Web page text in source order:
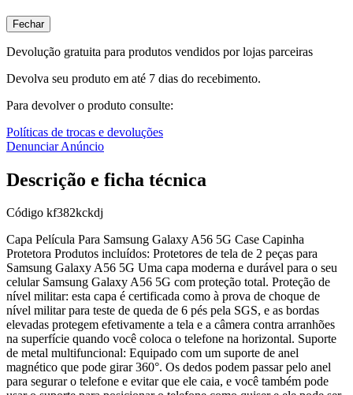
Fechar
Devolução gratuita para produtos vendidos por lojas parceiras
Devolva seu produto em até 7 dias do recebimento.
Para devolver o produto consulte:
Políticas de trocas e devoluções
Denunciar Anúncio
Descrição e ficha técnica
Código kf382kckdj
Capa Película Para Samsung Galaxy A56 5G Case Capinha
Protetora Produtos incluídos: Protetores de tela de 2 peças para
Samsung Galaxy A56 5G Uma capa moderna e durável para o seu
celular Samsung Galaxy A56 5G com proteção total. Proteção de
nível militar: esta capa é certificada como à prova de choque de
nível militar para teste de queda de 6 pés pela SGS, e as bordas
elevadas protegem efetivamente a tela e a câmera contra arranhões
na superfície quando você coloca o telefone na horizontal. Suporte
de metal multifuncional: Equipado com um suporte de anel
magnético que pode girar 360°. Os dedos podem passar pelo anel
para segurar o telefone e evitar que ele caia, e você também pode